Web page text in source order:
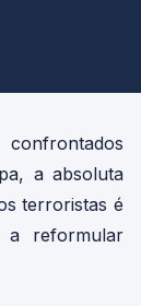
confrontados
a absoluta
terroristas é
a reformular